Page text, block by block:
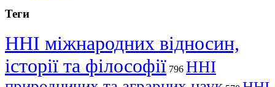
Теги
ННІ міжнародних відносин,
історії та філософії 796 ННІ